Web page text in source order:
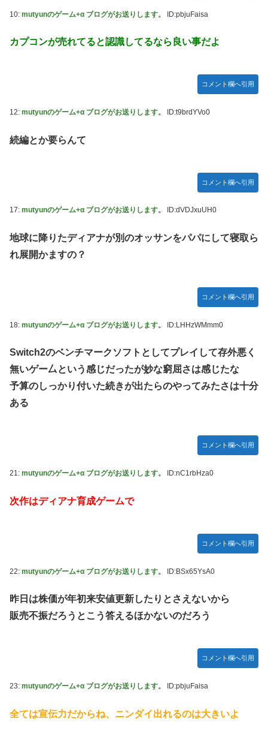
10: mutyunのゲーム+α ブログがお送りします。 ID:pbjuFaisa
カプコンが売れてると認識してるなら良い事だよ
コメント欄へ引用
12: mutyunのゲーム+α ブログがお送りします。 ID:t9brdYVo0
続編とか要らんて
コメント欄へ引用
17: mutyunのゲーム+α ブログがお送りします。 ID:dVDJxuUH0
地球に降りたディアナが別のオッサンをパパにして寝取ら
れ展開かますの？
コメント欄へ引用
18: mutyunのゲーム+α ブログがお送りします。 ID:LHHzWMmm0
Switch2のベンチマークソフトとしてプレイして存外悪く
無いゲー厶という感じだったが妙な窮屈さは感じたな
予算のしっかり付いた続きが出たらのやってみたさは十分
ある
コメント欄へ引用
21: mutyunのゲーム+α ブログがお送りします。 ID:nC1rbHza0
次作はディアナ育成ゲームで
コメント欄へ引用
22: mutyunのゲーム+α ブログがお送りします。 ID:BSx65YsA0
昨日は株価が年初来安値更新したりとさえないから
販売不振だろうとこう答えるほかないのだろう
コメント欄へ引用
23: mutyunのゲーム+α ブログがお送りします。 ID:pbjuFaisa
全ては宣伝力だからね、ニンダイ出れるのは大きいよ